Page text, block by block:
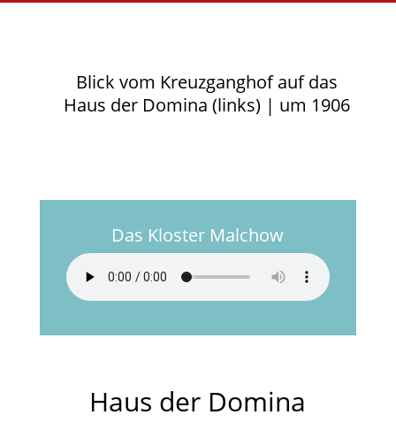
Blick vom Kreuzganghof auf das
Haus der Domina (links) | um 1906
Das Kloster Malchow
Haus der Domina